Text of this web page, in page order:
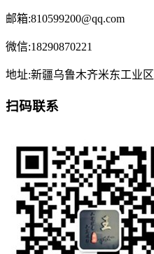
邮箱:810599200@qq.com
微信:18290870221
地址:新疆乌鲁木齐米东工业区
扫码联系